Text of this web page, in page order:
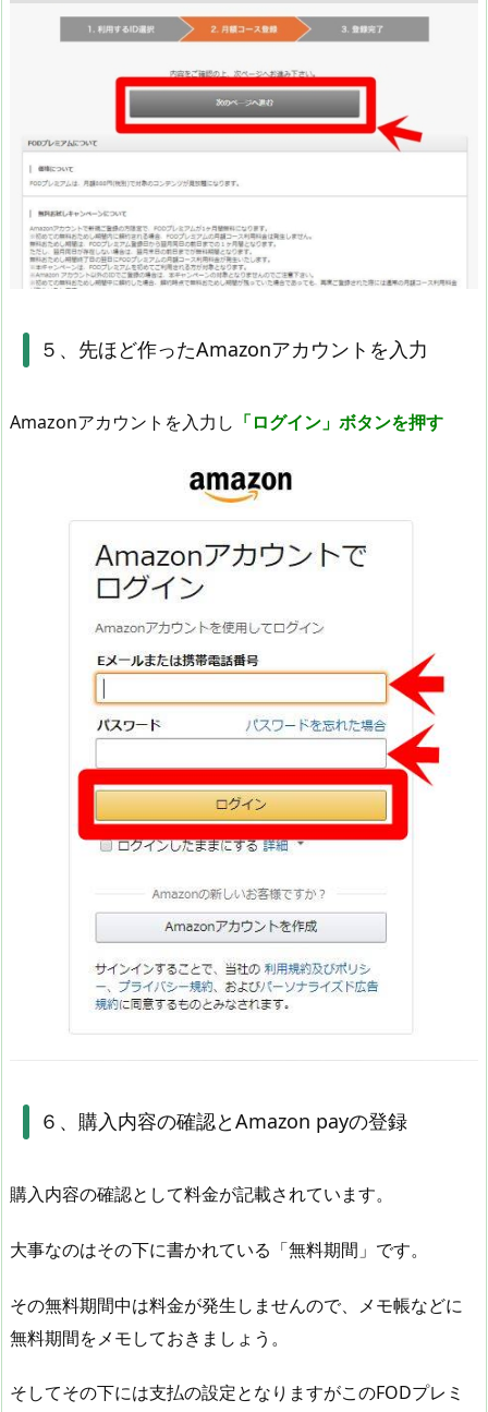
５、先ほど作ったAmazonアカウントを入力
Amazonアカウントを入力し 「ログイン」ボタンを押す
６、購入内容の確認とAmazon payの登録
購入内容の確認として料金が記載されています。
大事なのはその下に書かれている「無料期間」です。
その無料期間中は料金が発生しませんので、メモ帳などに
無料期間をメモしておきましょう。
そしてその下には支払の設定となりますがこのFODプレミ